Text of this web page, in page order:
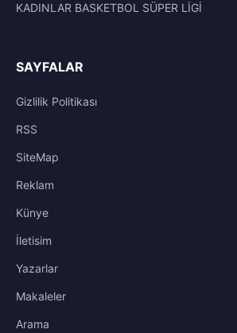
KADINLAR BASKETBOL SÜPER LİGİ
SAYFALAR
Gizlilik Politikası
RSS
SiteMap
Reklam
Künye
İletisim
Yazarlar
Makaleler
Arama